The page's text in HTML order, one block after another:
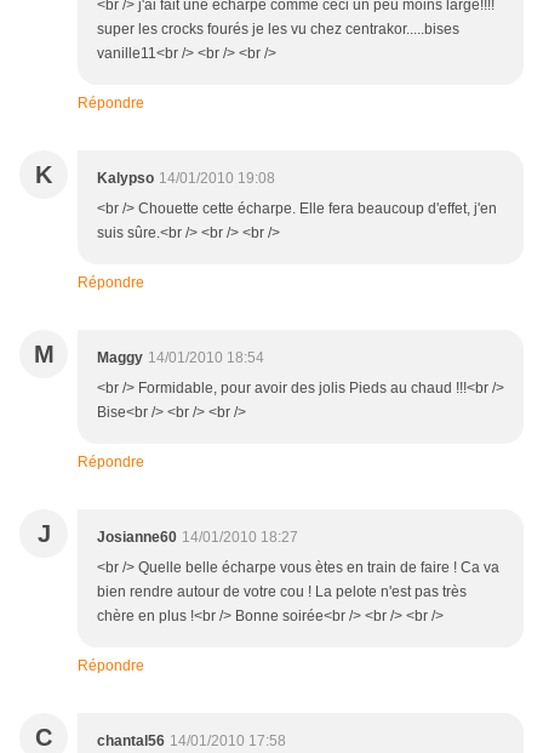
<br /> j'ai fait une echarpe comme ceci un peu moins large!!!!
super les crocks fourés je les vu chez centrakor.....bises
vanille11<br /> <br /> <br />
Répondre
K Kalypso 14/01/2010 19:08
<br /> Chouette cette écharpe. Elle fera beaucoup d'effet, j'en
suis sûre.<br /> <br /> <br />
Répondre
M Maggy 14/01/2010 18:54
<br /> Formidable, pour avoir des jolis Pieds au chaud !!!<br />
Bise<br /> <br /> <br />
Répondre
J Josianne60 14/01/2010 18:27
<br /> Quelle belle écharpe vous ètes en train de faire ! Ca va
bien rendre autour de votre cou ! La pelote n'est pas très
chère en plus !<br /> Bonne soirée<br /> <br /> <br />
Répondre
C chantal56 14/01/2010 17:58